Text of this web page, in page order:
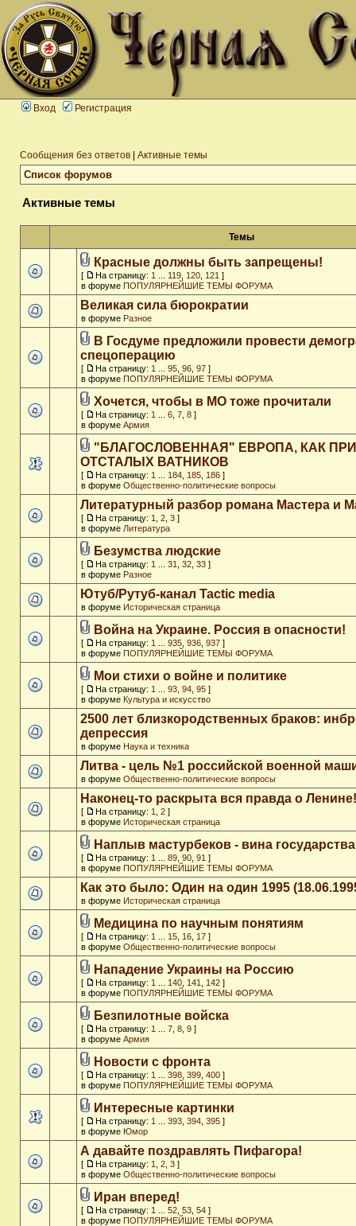
Вход Регистрация
Сообщения без ответов Активные темы
Список форумов
Активные темы
Темы
Красные должны быть запрещены!
[ На страницу: 1 119 120 121 ]
в форуме ПОПУЛЯРНЕЙШИЕ ТЕМЫ ФОРУМА
Великая сила бюрократии
в форуме Разное
В Госдуме предложили провести
спецоперацию
[ На страницу: 1 95 96 97 ]
в форуме ПОПУЛЯРНЕЙШИЕ ТЕМЫ ФОРУМА
Хочется, чтобы в МО тоже прочитали
[ На страницу: 1 6 7 8 ]
в форуме Армия
"БЛАГОСЛОВЕННАЯ" ЕВРОПА, КАК
ОТСТАЛЫХ ВАТНИКОВ
[ На страницу: 1 184 185 186 ]
в форуме Общественно-политические вопросы
Литературный разбор романа Мастера и
[ На страницу: 1 2 3 ]
в форуме Литература
Безумства людские
[ На страницу: 1 31 32 33 ]
в форуме Разное
Ютуб/Рутуб-канал Tactic media
в форуме Историческая страница
Война на Украине. Россия в опасности!
[ На страницу: 1 935 936 937 ]
в форуме ПОПУЛЯРНЕЙШИЕ ТЕМЫ ФОРУМА
Мои стихи о войне и политике
[ На страницу: 1 93 94 95 ]
в форуме Культура и искусство
2500 лет близкородственных браков:
депрессия
в форуме Наука и техника
Литва - цель №1 российской военной
в форуме Общественно-политические вопросы
Наконец-то раскрыта вся правда о Ленине!
[ На страницу: 1 2 ]
в форуме Историческая страница
Наплыв мастурбеков - вина государства
[ На страницу: 1 89 90 91 ]
в форуме ПОПУЛЯРНЕЙШИЕ ТЕМЫ ФОРУМА
Как это было: Один на один 1995
в форуме Историческая страница
Медицина по научным понятиям
[ На страницу: 1 15 16 17 ]
в форуме Общественно-политические вопросы
Нападение Украины на Россию
[ На страницу: 1 140 141 142 ]
в форуме ПОПУЛЯРНЕЙШИЕ ТЕМЫ ФОРУМА
Безпилотные войска
[ На страницу: 1 7 8 9 ]
в форуме Армия
Новости с фронта
[ На страницу: 1 398 399 400 ]
в форуме ПОПУЛЯРНЕЙШИЕ ТЕМЫ ФОРУМА
Интересные картинки
[ На страницу: 1 393 394 395 ]
в форуме Юмор
А давайте поздравлять Пифагора!
[ На страницу: 1 2 3 ]
в форуме Общественно-политические вопросы
Иран вперед!
[ На страницу: 1 52 53 54 ]
в форуме ПОПУЛЯРНЕЙШИЕ ТЕМЫ ФОРУМА